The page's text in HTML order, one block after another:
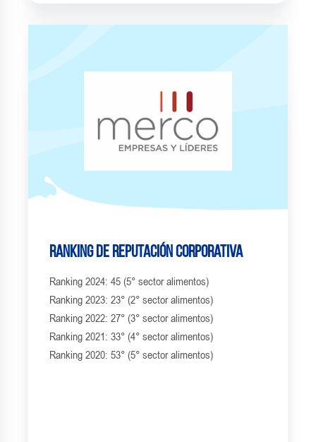
Ranking de Reputación corporativa
Ranking 2024: 45 (5° sector alimentos)
Ranking 2023: 23° (2° sector alimentos)
Ranking 2022: 27° (3° sector alimentos)
Ranking 2021: 33° (4° sector alimentos)
Ranking 2020: 53° (5° sector alimentos)